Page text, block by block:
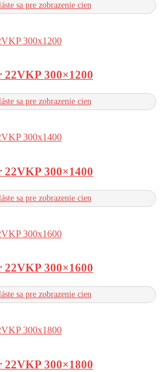
sa pre zobrazenie cien
300×1200
sa pre zobrazenie cien
300×1400
sa pre zobrazenie cien
300×1600
sa pre zobrazenie cien
300×1800